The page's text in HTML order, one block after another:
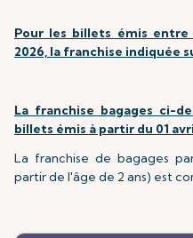
Pour les billets émis entre
2026, la franchise indiquée
La franchise bagages ci-
billets émis à partir du 01
La franchise de bagages
partir de l'âge de 2 ans) est